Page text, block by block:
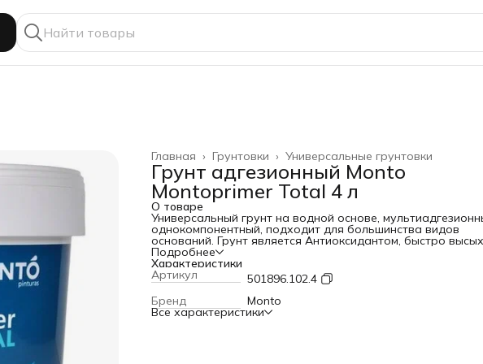
Универсальные грунтовки
Грунтовки ›
Главная ›
Грунт адгезионный Monto
Montoprimer Total 4 л
О товаре
Универсальный грунт на водной основе,
однокомпонентный, подходит для большинства видов
оснований. Грунт является Антиоксидантом, быстро
подлежит окрашиванию разнообразными полимерными
красками, эмалями, продуктами на основе
эпоксидных смол.
Применение: Экстерьер/Интерьер
Рабочие поверхности: штукатурка, цемент, бетон,
и схожие основания, сталь, оцинкованное железо,
латунь, медь, дерево, стекло и плитка, ПВХ, метакрилат.
Подробнее
Характеристики
Артикул
501896.102.4
Бренд
Monto
Все характеристики